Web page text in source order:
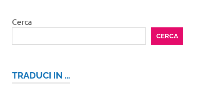
Cerca
CERCA
TRADUCI IN …